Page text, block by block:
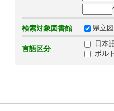
検索対象図書館 県立
言語区分
日本
ポル